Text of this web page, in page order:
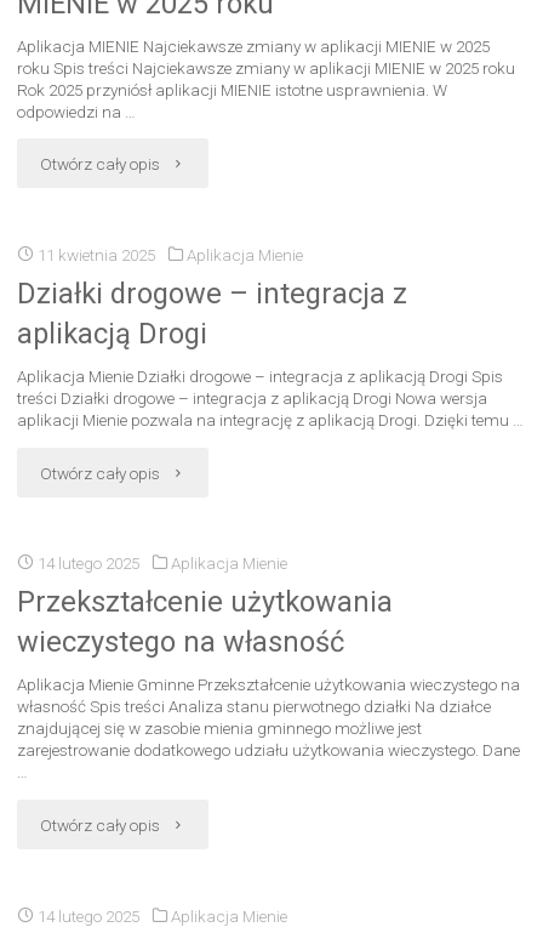
Aplikacja MIENIE Najciekawsze zmiany w aplikacji MIENIE w 2025
roku Spis treści Najciekawsze zmiany w aplikacji MIENIE w 2025 roku
Rok 2025 przyniósł aplikacji MIENIE istotne usprawnienia. W
odpowiedzi na …
Otwórz cały opis
11 kwietnia 2025 Aplikacja Mienie
Działki drogowe – integracja z
aplikacją Drogi
Aplikacja Mienie Działki drogowe – integracja z aplikacją Drogi Spis
treści Działki drogowe – integracja z aplikacją Drogi Nowa wersja
aplikacji Mienie pozwala na integrację z aplikacją Drogi. Dzięki temu …
Otwórz cały opis
14 lutego 2025 Aplikacja Mienie
Przekształcenie użytkowania
wieczystego na własność
Aplikacja Mienie Gminne Przekształcenie użytkowania wieczystego na
własność Spis treści Analiza stanu pierwotnego działki Na działce
znajdującej się w zasobie mienia gminnego możliwe jest
zarejestrowanie dodatkowego udziału użytkowania wieczystego. Dane
…
Otwórz cały opis
14 lutego 2025 Aplikacja Mienie